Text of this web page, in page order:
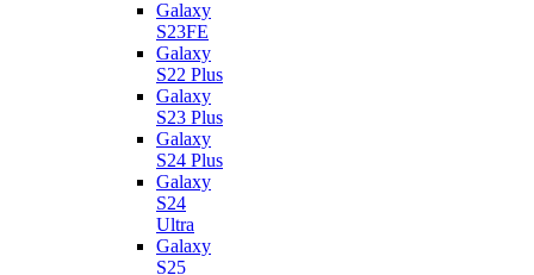
Galaxy
S23FE
Galaxy
S22 Plus
Galaxy
S23 Plus
Galaxy
S24 Plus
Galaxy
S24
Ultra
Galaxy
S25